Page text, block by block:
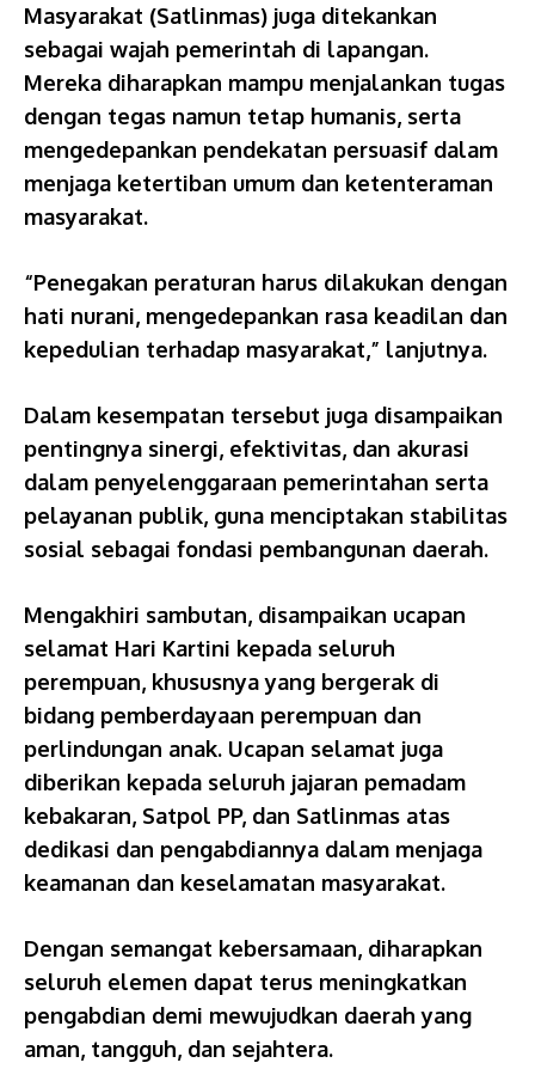
Masyarakat (Satlinmas) juga ditekankan
sebagai wajah pemerintah di lapangan.
Mereka diharapkan mampu menjalankan tugas
dengan tegas namun tetap humanis, serta
mengedepankan pendekatan persuasif dalam
menjaga ketertiban umum dan ketenteraman
masyarakat.
“Penegakan peraturan harus dilakukan dengan
hati nurani, mengedepankan rasa keadilan dan
kepedulian terhadap masyarakat,” lanjutnya.
Dalam kesempatan tersebut juga disampaikan
pentingnya sinergi, efektivitas, dan akurasi
dalam penyelenggaraan pemerintahan serta
pelayanan publik, guna menciptakan stabilitas
sosial sebagai fondasi pembangunan daerah.
Mengakhiri sambutan, disampaikan ucapan
selamat Hari Kartini kepada seluruh
perempuan, khususnya yang bergerak di
bidang pemberdayaan perempuan dan
perlindungan anak. Ucapan selamat juga
diberikan kepada seluruh jajaran pemadam
kebakaran, Satpol PP, dan Satlinmas atas
dedikasi dan pengabdiannya dalam menjaga
keamanan dan keselamatan masyarakat.
Dengan semangat kebersamaan, diharapkan
seluruh elemen dapat terus meningkatkan
pengabdian demi mewujudkan daerah yang
aman, tangguh, dan sejahtera.